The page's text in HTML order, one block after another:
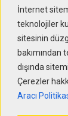
İnternet
teknolojiler
sitesinin
bakımından
dışında
Çerezler
Aracı
Politikası
İletişim
154.